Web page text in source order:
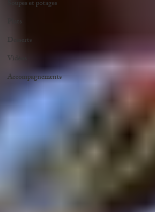
Soupes et potages
Plats
Desserts
Vidéos
Accompagnements